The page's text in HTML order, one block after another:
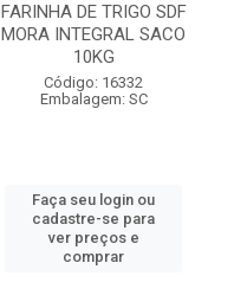
FARINHA DE TRIGO SDF
MORA INTEGRAL SACO
10KG
Código: 16332
Embalagem: SC
Faça seu login ou
cadastre-se para
ver preços e
comprar